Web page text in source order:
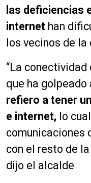
las deficiencias
internet han
los vecinos de la
“La
que ha golpeado
refiero a tener
e internet, lo
comunicaciones
con el resto de
dijo el alcalde